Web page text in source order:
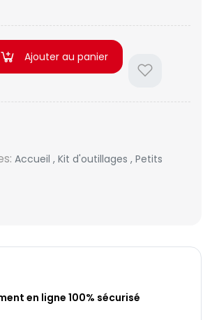
Ajouter au panier
Accueil , Kit d'outillages , Petits
en ligne 100% sécurisé